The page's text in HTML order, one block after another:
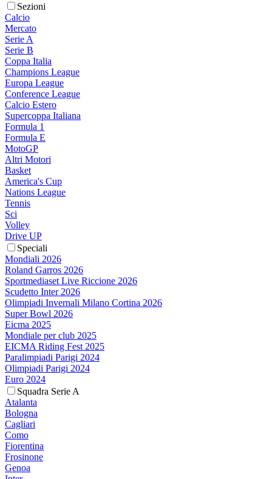
Sezioni
Calcio
Mercato
Serie A
Serie B
Coppa Italia
Champions League
Europa League
Conference League
Calcio Estero
Supercoppa Italiana
Formula 1
Formula E
MotoGP
Altri Motori
Basket
America's Cup
Nations League
Tennis
Sci
Volley
Drive UP
Speciali
Mondiali 2026
Roland Garros 2026
Sportmediaset Live Riccione 2026
Scudetto Inter 2026
Olimpiadi Invernali Milano Cortina 2026
Super Bowl 2026
Eicma 2025
Mondiale per club 2025
EICMA Riding Fest 2025
Paralimpiadi Parigi 2024
Olimpiadi Parigi 2024
Euro 2024
Squadra Serie A
Atalanta
Bologna
Cagliari
Como
Fiorentina
Frosinone
Genoa